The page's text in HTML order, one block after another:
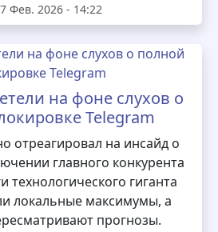
Фев. 2026 - 14:22
на фоне слухов о
Telegram
отреагировал на инсайд о
главного конкурента
технологического гиганта
локальные максимумы, а
прогнозы.